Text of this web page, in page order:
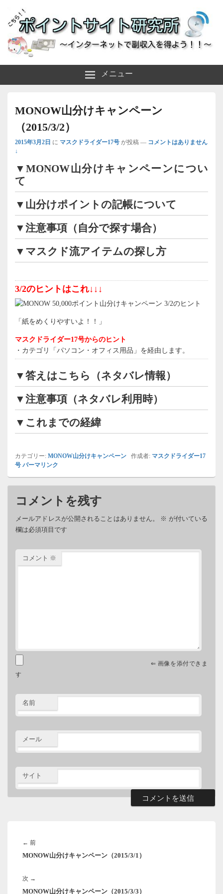
ポイントサイト研究所
メニュー
MONOW山分けキャンペーン
（2015/3/2）
2015年3月2日 に マスクドライダー17号 が投稿 — コメントはありません
↓
▼MONOW山分けキャンペーンについ
て
▼山分けポイントの記帳について
▼注意事項（自分で探す場合）
▼マスクド流アイテムの探し方
3/2のヒントはこれ↓↓↓
「紙をめくりやすいよ！！」
マスクドライダー17号からのヒント
・カテゴリ「パソコン・オフィス用品」を経由します。
▼答えはこちら（ネタバレ情報）
▼注意事項（ネタバレ利用時）
▼これまでの経緯
カテゴリー: MONOW山分けキャンペーン 作成者: マスクドライダー17
号 パーマリンク
コメントを残す
メールアドレスが公開されることはありません。 ※ が付いている
欄は必須項目です
コメント ※
⇐ 画像を添付できま
す
名前
メール
サイト
ビ
ー
シ
← 前前
の
MONOW山分けキャンペーン（2015/3/1）
次 →
の
MONOW山分けキャンペーン（2015/3/3）